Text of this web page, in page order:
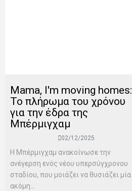
Mama, I'm moving homes:
Το πλήρωμα του χρόνου
για την έδρα της
Μπέρμιγχαμ
02/12/2025
Η Μπέρμιγχαμ ανακοίνωσε την
ανέγερση ενός νέου υπερσύγχρονου
σταδίου, που μοιάζει να θυσιάζει μία
ακόμη...